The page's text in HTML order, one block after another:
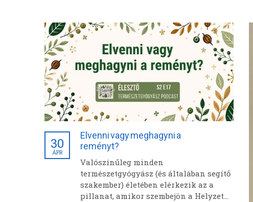
30
ÁPR
Elvenni vagy meghagyni a
reményt?
Valószínűleg minden
természetgyógyász (és általában segítő
szakember) életében elérkezik az a
pillanat, amikor szembejön a Helyzet…